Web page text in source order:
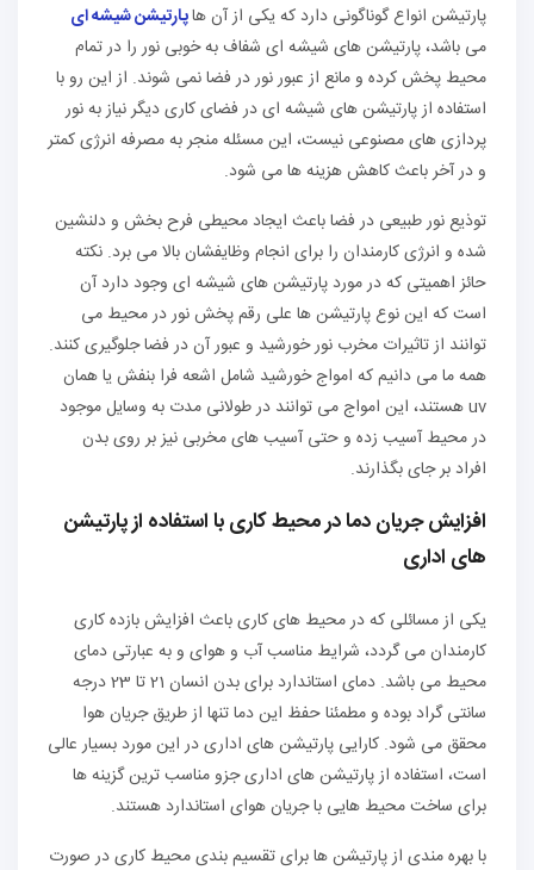
پارتیشن انواع گوناگونی دارد که یکی از آن هاپارتیشن شیشه ای
می باشد، پارتیشن های شیشه ای شفاف به خوبی نور را در تمام
محیط پخش کرده و مانع از عبور نور در فضا نمی شوند. از این رو با
استفاده از پارتیشن های شیشه ای در فضای کاری دیگر نیاز به نور
پردازی های مصنوعی نیست، این مسئله منجر به مصرفه انرژی کمتر
و در آخر باعث کاهش هزینه ها می شود.
توذیع نور طبیعی در فضا باعث ایجاد محیطی فرح بخش و دلنشین
شده و انرژی کارمندان را برای انجام وظایفشان بالا می برد. نکته
حائز اهمیتی که در مورد پارتیشن های شیشه ای وجود دارد آن
است که این نوع پارتیشن ها علی رقم پخش نور در محیط می
توانند از تاثیرات مخرب نور خورشید و عبور آن در فضا جلوگیری کنند.
همه ما می دانیم که امواج خورشید شامل اشعه فرا بنفش یا همان
uv هستند، این امواج می توانند در طولانی مدت به وسایل موجود
در محیط آسیب زده و حتی آسیب های مخربی نیز بر روی بدن
افراد بر جای بگذارند.
افزایش جریان دما در محیط کاری با استفاده از پارتیشن
های اداری
یکی از مسائلی که در محیط های کاری باعث افزایش بازده کاری
کارمندان می گردد، شرایط مناسب آب و هوای و به عبارتی دمای
محیط می باشد. دمای استاندارد برای بدن انسان 21 تا 23 درجه
سانتی گراد بوده و مطمئنا حفظ این دما تنها از طریق جریان هوا
محقق می شود. کارایی پارتیشن های اداری در این مورد بسیار عالی
است، استفاده از پارتیشن های اداری جزو مناسب ترین گزینه ها
برای ساخت محیط هایی با جریان هوای استاندارد هستند.
با بهره مندی از پارتیشن ها برای تقسیم بندی محیط کاری در صورت